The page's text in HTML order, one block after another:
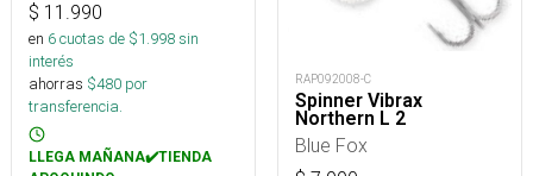
$ 11.990
en 6cuotas de $1.998sin
interés
ahorras $480 por
transferencia.
LLEGA MAÑANA✔️TIENDA
RAP092008-C
Spinner Vibrax
Northern L 2
Blue Fox